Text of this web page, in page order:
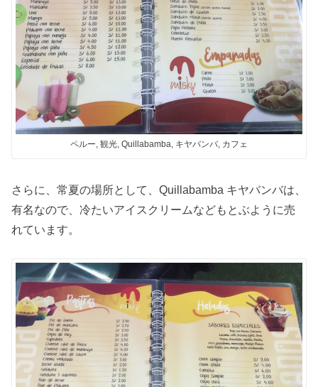
ペルー, 観光, Quillabamba, キヤバンバ, カフェ
さらに、常夏の場所として、Quillabamba キヤバンバは、
有名なので、冷たいアイスクリームなどもとぶように売
れています。